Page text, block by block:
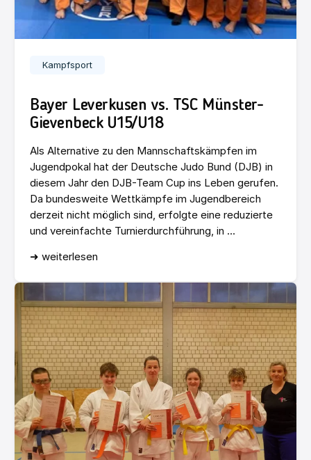
Kampfsport
Bayer Leverkusen vs. TSC Münster-
Gievenbeck U15/U18
Als Alternative zu den Mannschaftskämpfen im
Jugendpokal hat der Deutsche Judo Bund (DJB) in
diesem Jahr den DJB-Team Cup ins Leben gerufen.
Da bundesweite Wettkämpfe im Jugendbereich
derzeit nicht möglich sind, erfolgte eine reduzierte
und vereinfachte Turnierdurchführung, in ...
➜ weiterlesen